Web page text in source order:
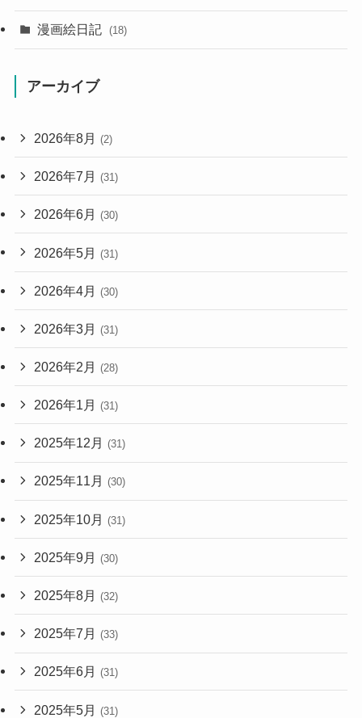
漫画絵日記 (18)
アーカイブ
2026年8月 (2)
2026年7月 (31)
2026年6月 (30)
2026年5月 (31)
2026年4月 (30)
2026年3月 (31)
2026年2月 (28)
2026年1月 (31)
2025年12月 (31)
2025年11月 (30)
2025年10月 (31)
2025年9月 (30)
2025年8月 (32)
2025年7月 (33)
2025年6月 (31)
2025年5月 (31)